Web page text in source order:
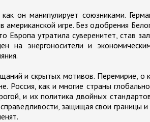
он манипулирует союзниками.
американской игре. Без одобрения
Европа утратила суверенитет, став
на энергоносители и
и скрытых мотивов. Перемирие, о
Россия, как и многие страны
и их политика двойных
защищая свои границы